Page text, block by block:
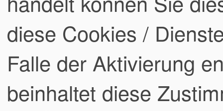
diese Cookies /
Falle der Aktivierung
beinhaltet diese